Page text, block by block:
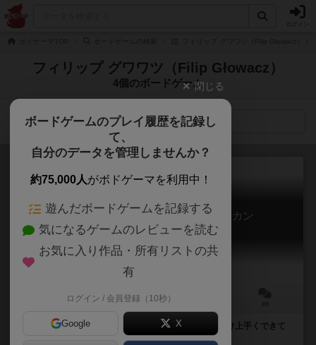
フィリップ グワワツ（Filip Głowacz）
4個のボードゲーム
検索メニュー
ファウンダーズ・オブ・テオティワカン
Founders of Teotihuacan
45～60分
今度は、個人ボードでピラミッド造り！タイル配置だけ上手くできて
も、テオティワカンの創立者にはなれない！
閉じる
ボードゲームのプレイ履歴を記録し
て、
自分のデータを管理しませんか？
約75,000人がボドゲーマを利用中！
遊んだボードゲームを記録する
気になるゲームのレビューを読む
お気に入り作品・所有リストの共
有
ログイン / 会員登録（10秒）
Google X